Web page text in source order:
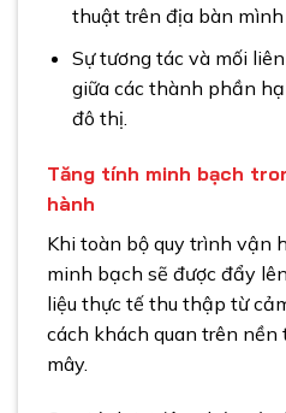
thuật trên địa bàn
Sự tương tác và mối
giữa các thành phần
đô thị.
Tăng tính minh bạch
hành
Khi toàn bộ quy trình vận
minh bạch sẽ được đẩy
liệu thực tế thu thập từ
cách khách quan trên
mây.